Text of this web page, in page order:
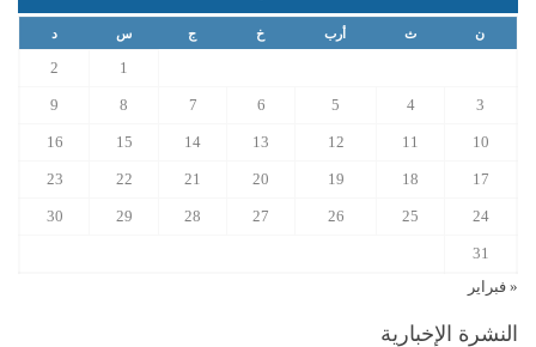
ن ث أرب خ ج س د
1
2
3
4
5
6
7
8
9
10
11
12
13
14
15
16
17
18
19
20
21
22
23
24
25
26
27
28
29
30
31
« فبراير
النشرة الإخبارية